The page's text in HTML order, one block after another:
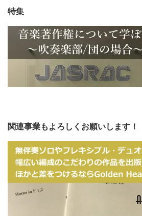
特集
関連事業もよろしくお願いします！